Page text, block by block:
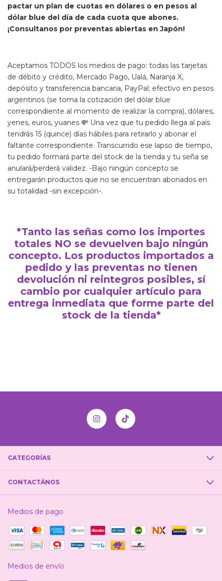
pactar un plan de cuotas en dólares o en pesos al
dólar blue del día de cada cuota que abones.
¡Consultanos por preventas abiertas en Japón!
Aceptamos TODOS los medios de pago: todas las tarjetas
de débito y crédito, Mercado Pago, Ualá, Naranja X,
depósito y transferencia bancaria, PayPal; efectivo en pesos
argentinos (se toma la cotización del dólar blue
correspondiente al momento de realizar la compra), dólares,
yenes, euros, yuanes 💸 Una vez que tu pedido llega al país
tendrás 15 (quince) días hábiles para retirarlo y abonar el
faltante correspondiente. Transcurrido ese lapso de tiempo,
tu pedido formará parte del stock de la tienda y tu seña se
anulará/perderá validez. -Bajo ningún concepto se
entregarán productos que no se encuentran abonados en
su totalidad -sin excepción-.
*Tanto las señas como los importes
totales NO se devuelven bajo ningún
concepto. Los productos importados a
pedido y las preventas no tienen
devolución ni reintegros posibles, sí
cambio por cualquier artículo para
entrega inmediata que forme parte del
stock de la tienda*
CATEGORÍAS
CONTACTÁNOS
Medios de pago
Medios de envío